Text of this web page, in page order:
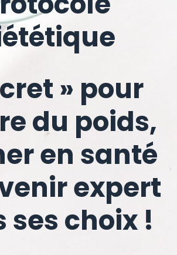
» pour
du poids,
en santé
expert
ses choix !